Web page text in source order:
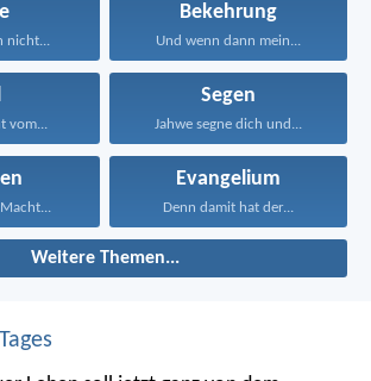
nicht...
Bekehrung
Und wenn dann mein...
vom...
Segen
Jahwe segne dich und...
Evangelium
Denn damit hat der...
Weitere Themen...